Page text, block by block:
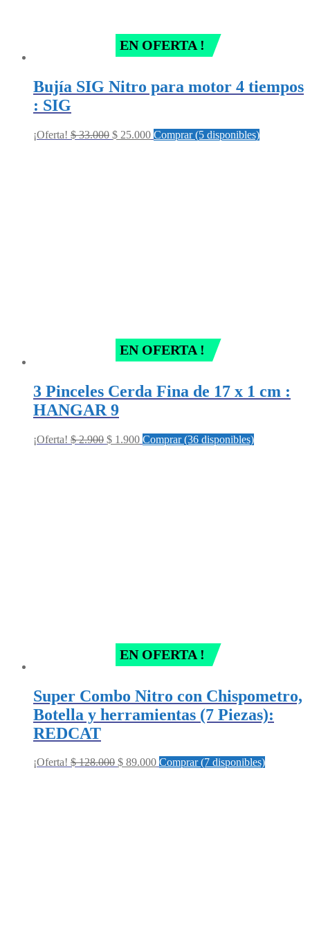
EN OFERTA !
Bujía SIG Nitro para motor 4 tiempos
: SIG
¡Oferta! $33.000 Original
$ 25.000Current
Comprar (5 disponibles)
EN OFERTA !
3 Pinceles Cerda Fina de 17 x 1 cm :
HANGAR 9
¡Oferta! $2.900 Original
$ 1.900Current
Comprar (36 disponibles)
EN OFERTA !
Super Combo Nitro con Chispometro,
Botella y herramientas (7 Piezas):
REDCAT
¡Oferta! $128.000 Original
$ 89.000Current
Comprar (7 disponibles)